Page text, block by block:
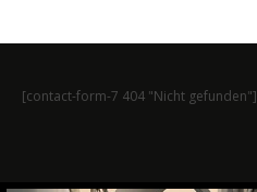
[contact-form-7 404 "Nicht gefunden"]